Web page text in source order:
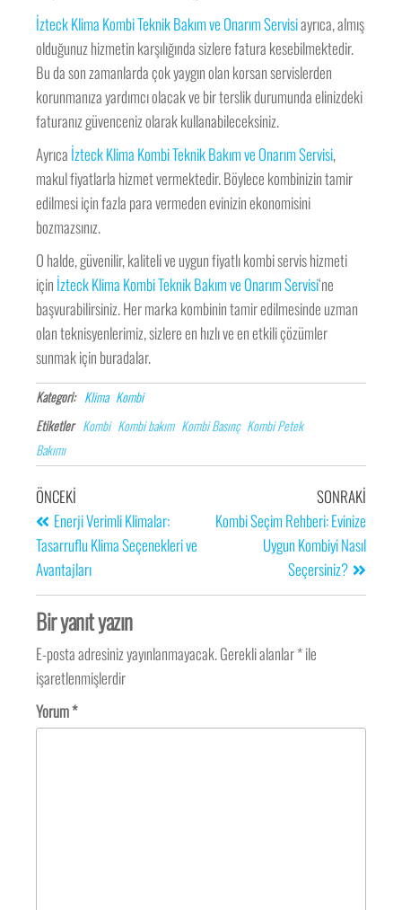
İzteck Klima Kombi Teknik Bakım ve Onarım Servisiayrıca, almış
olduğunuz hizmetin karşılığında sizlere fatura kesebilmektedir.
Bu da son zamanlarda çok yaygın olan korsan servislerden
korunmanıza yardımcı olacak ve bir terslik durumunda elinizdeki
faturanız güvenceniz olarak kullanabileceksiniz.
Ayrıca İzteck Klima Kombi Teknik Bakım ve Onarım Servisi,
makul fiyatlarla hizmet vermektedir. Böylece kombinizin tamir
edilmesi için fazla para vermeden evinizin ekonomisini
bozmazsınız.
O halde, güvenilir, kaliteli ve uygun fiyatlı kombi servis hizmeti
için İzteck Klima Kombi Teknik Bakım ve Onarım Servisi‘ne
başvurabilirsiniz. Her marka kombinin tamir edilmesinde uzman
olan teknisyenlerimiz, sizlere en hızlı ve en etkili çözümler
sunmak için buradalar.
Kategori: Klima Kombi
Etiketler Kombi Kombi bakım Kombi Basınç Kombi Petek
Bakımı
ÖNCEKI
Enerji Verimli Klimalar:
Tasarruflu Klima Seçenekleri ve
Avantajları
SONRAKI
Kombi Seçim Rehberi: Evinize
Uygun Kombiyi Nasıl
Seçersiniz?
Bir yanıt yazın
E-posta adresiniz yayınlanmayacak.Gerekli alanlar*ile
işaretlenmişlerdir
Yorum*